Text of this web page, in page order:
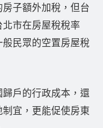
子額外加稅，但台
市在房屋稅稅率
民眾的空置房屋稅
戶的行政成本，還
宜，更能促使房東